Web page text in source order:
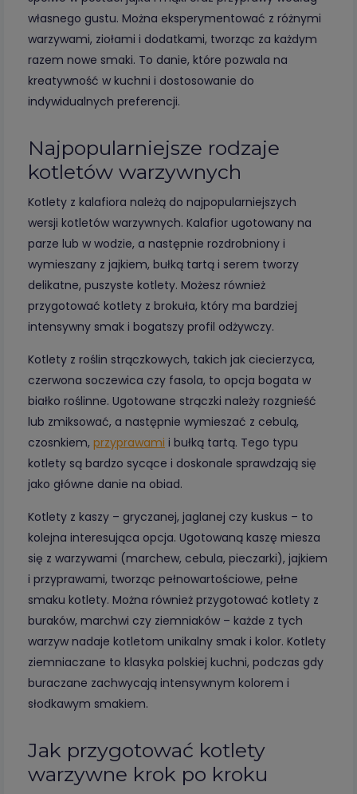
własnego gustu. Można eksperymentować z różnymi
warzywami, ziołami i dodatkami, tworząc za każdym
razem nowe smaki. To danie, które pozwala na
kreatywność w kuchni i dostosowanie do
indywidualnych preferencji.
Najpopularniejsze rodzaje
kotletów warzywnych
Kotlety z kalafiora należą do najpopularniejszych
wersji kotletów warzywnych. Kalafior ugotowany na
parze lub w wodzie, a następnie rozdrobniony i
wymieszany z jajkiem, bułką tartą i serem tworzy
delikatne, puszyste kotlety. Możesz również
przygotować kotlety z brokuła, który ma bardziej
intensywny smak i bogatszy profil odżywczy.
Kotlety z roślin strączkowych, takich jak ciecierzyca,
czerwona soczewica czy fasola, to opcja bogata w
białko roślinne. Ugotowane strączki należy rozgnieść
lub zmiksować, a następnie wymieszać z cebulą,
czosnkiem, przyprawami i bułką tartą. Tego typu
kotlety są bardzo sycące i doskonale sprawdzają się
jako główne danie na obiad.
Kotlety z kaszy – gryczanej, jaglanej czy kuskus – to
kolejna interesująca opcja. Ugotowaną kaszę miesza
się z warzywami (marchew, cebula, pieczarki), jajkiem
i przyprawami, tworząc pełnowartościowe, pełne
smaku kotlety. Można również przygotować kotlety z
buraków, marchwi czy ziemniaków – każde z tych
warzyw nadaje kotletom unikalny smak i kolor. Kotlety
ziemniaczane to klasyka polskiej kuchni, podczas gdy
buraczane zachwycają intensywnym kolorem i
słodkawym smakiem.
Jak przygotować kotlety
warzywne krok po kroku